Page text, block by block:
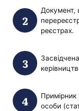
Документ,
реєстрах.
Примірник
особи